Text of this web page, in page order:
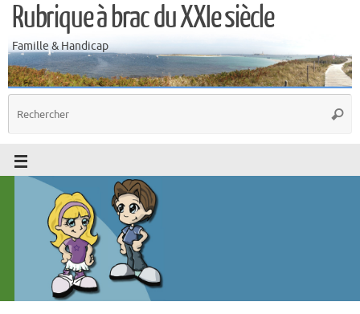
Rubrique à brac du XXIe siècle
Famille & Handicap